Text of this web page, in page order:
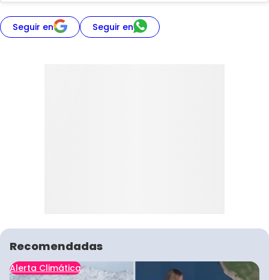
Seguir en Seguir en
Recomendadas
Alerta Climática